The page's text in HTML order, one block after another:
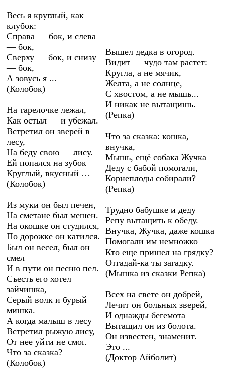
Весь я круглый, как
клубок:
Справа — бок, и слева
— бок,
Сверху — бок, и снизу
— бок,
А зовусь я ...
(Колобок)
На тарелочке лежал,
Как остыл — и убежал.
Встретил он зверей в
лесу,
На беду свою — лису.
Ей попался на зубок
Круглый, вкусный …
(Колобок)
Из муки он был печен,
На сметане был мешен.
На окошке он студился,
По дорожке он катился.
Был он весел, был он
смел
И в пути он песню пел.
Съесть его хотел
зайчишка,
Серый волк и бурый
мишка.
А когда малыш в лесу
Встретил рыжую лису,
От нее уйти не смог.
Что за сказка?
(Колобок)
Вышел дедка в огород.
Видит — чудо там растет:
Кругла, а не мячик,
Желта, а не солнце,
С хвостом, а не мышь...
И никак не вытащишь.
(Репка)
Что за сказка: кошка,
внучка,
Мышь, ещё собака Жучка
Деду с бабой помогали,
Корнеплоды собирали?
(Репка)
Трудно бабушке и деду
Репу вытащить к обеду.
Внучка, Жучка, даже кошка
Помогали им немножко
Кто еще пришел на грядку?
Отгадай-ка ты загадку.
(Мышка из сказки Репка)
Всех на свете он добрей,
Лечит он больных зверей,
И однажды бегемота
Вытащил он из болота.
Он известен, знаменит.
Это ...
(Доктор Айболит)